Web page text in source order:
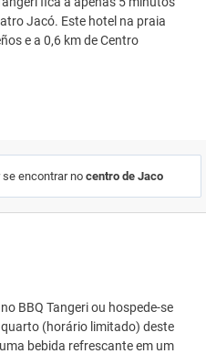
Jacó. Este hotel na praia
e a 0,6 km de Centro
encontrar no centro de Jaco
BBQ Tangeri ou hospede-se
(horário limitado) deste
bebida refrescante em um